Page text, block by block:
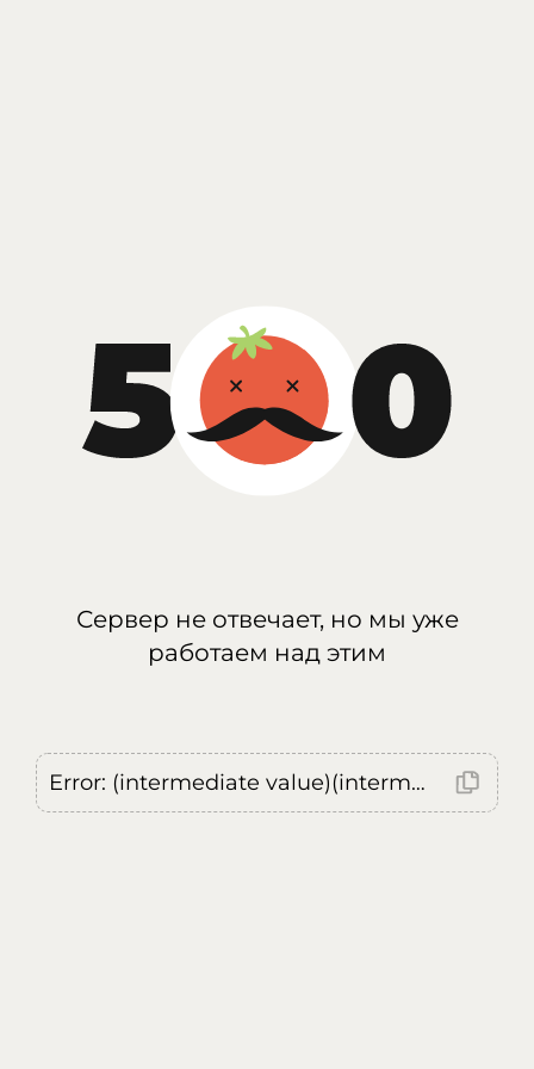
Сервер не отвечает, но мы уже
работаем над этим
Error: (intermediate value)(intermediate value)(intermediate value).replaceAll is not a function